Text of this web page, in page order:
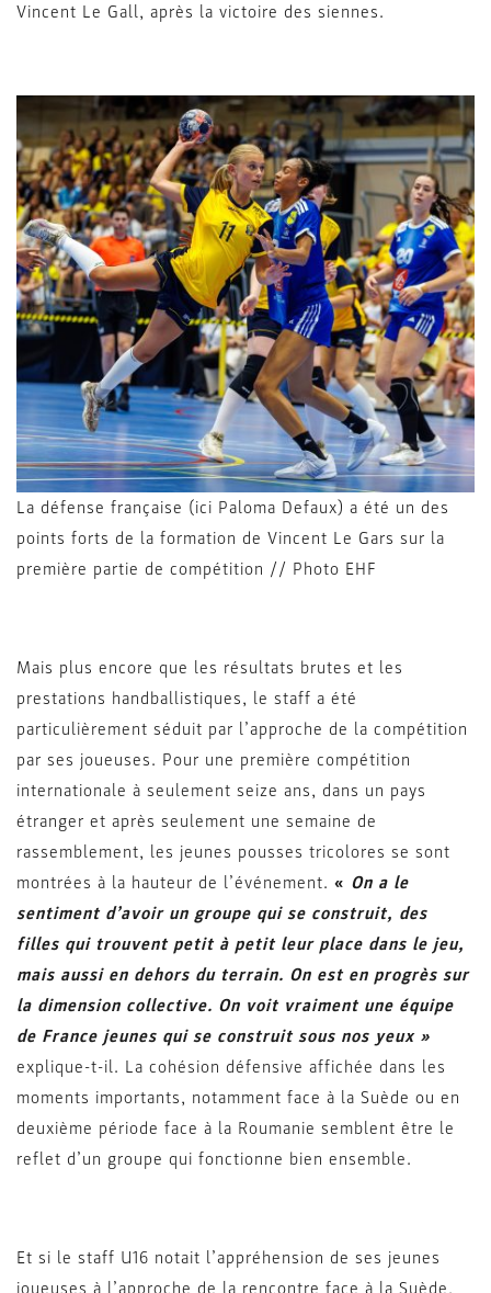
Vincent Le Gall, après la victoire des siennes.
La défense française (ici Paloma Defaux) a été un des
points forts de la formation de Vincent Le Gars sur la
première partie de compétition // Photo EHF
Mais plus encore que les résultats brutes et les
prestations handballistiques, le staff a été
particulièrement séduit par l’approche de la compétition
par ses joueuses. Pour une première compétition
internationale à seulement seize ans, dans un pays
étranger et après seulement une semaine de
rassemblement, les jeunes pousses tricolores se sont
montrées à la hauteur de l’événement. « On a le
sentiment d’avoir un groupe qui se construit, des
filles qui trouvent petit à petit leur place dans le jeu,
mais aussi en dehors du terrain. On est en progrès sur
la dimension collective. On voit vraiment une équipe
de France jeunes qui se construit sous nos yeux »
explique-t-il. La cohésion défensive affichée dans les
moments importants, notamment face à la Suède ou en
deuxième période face à la Roumanie semblent être le
reflet d’un groupe qui fonctionne bien ensemble.
Et si le staff U16 notait l’appréhension de ses jeunes